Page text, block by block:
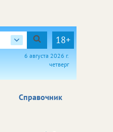
18+
6 августа 2026 г.
четверг
Справочник